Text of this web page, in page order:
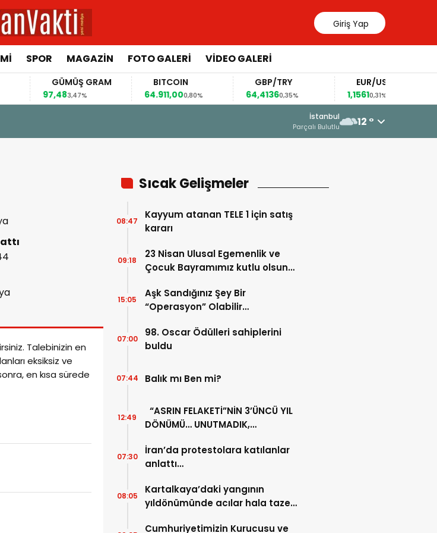
Giriş Yap
SPOR MAGAZİN FOTO GALERİ VİDEO GALERİ
GÜMÜŞ GRAM
97,483,47%
BITCOIN
64.911,000,80%
GBP/TRY
64,41360,35%
EUR/USD
1,15610,31%
16 Haziran 2026 - 23:33
“DEVLET AKLI” ALDATMACASI
İstanbul
Parçalı Bulutlu 12 °
Talebinizin en
eksiksiz ve
en kısa sürede
Sıcak Gelişmeler
Kayyum atanan TELE 1 için satış
kararı
08:47
23 Nisan Ulusal Egemenlik ve
Çocuk Bayramımız kutlu olsun…
09:18
Aşk Sandığınız Şey Bir
“Operasyon” Olabilir…
15:05
98. Oscar Ödülleri sahiplerini
buldu
07:00
Balık mı Ben mi?
07:44
“ASRIN FELAKETİ”NİN 3’ÜNCÜ YIL
DÖNÜMÜ… UNUTMADIK,
12:49
İran’da protestolara katılanlar
anlattı…
07:30
Kartalkaya’daki yangının
yıldönümünde acılar hala taze…
08:05
Cumhuriyetimizin Kurucusu ve